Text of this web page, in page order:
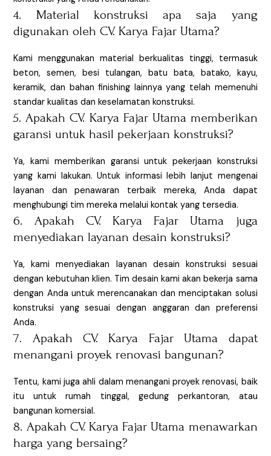
4. Material konstruksi apa saja yang
digunakan oleh CV. Karya Fajar Utama?
Kami menggunakan material berkualitas tinggi, termasuk
beton, semen, besi tulangan, batu bata, batako, kayu,
keramik, dan bahan finishing lainnya yang telah memenuhi
standar kualitas dan keselamatan konstruksi.
5. Apakah CV. Karya Fajar Utama memberikan
garansi untuk hasil pekerjaan konstruksi?
Ya, kami memberikan garansi untuk pekerjaan konstruksi
yang kami lakukan. Untuk informasi lebih lanjut mengenai
layanan dan penawaran terbaik mereka, Anda dapat
menghubungi tim mereka melalui kontak yang tersedia.
6. Apakah CV. Karya Fajar Utama juga
menyediakan layanan desain konstruksi?
Ya, kami menyediakan layanan desain konstruksi sesuai
dengan kebutuhan klien. Tim desain kami akan bekerja sama
dengan Anda untuk merencanakan dan menciptakan solusi
konstruksi yang sesuai dengan anggaran dan preferensi
Anda.
7. Apakah CV. Karya Fajar Utama dapat
menangani proyek renovasi bangunan?
Tentu, kami juga ahli dalam menangani proyek renovasi, baik
itu untuk rumah tinggal, gedung perkantoran, atau
bangunan komersial.
8. Apakah CV. Karya Fajar Utama menawarkan
harga yang bersaing?